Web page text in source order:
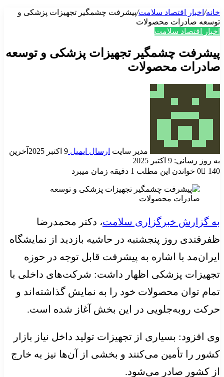
خانه/ اخبار اقتصاد سلامت/پیشرفت چشمگیر تجهیزات پزشکی و
توسعه صادرات محصولات
اخبار اقتصاد سلامت
پیشرفت چشمگیر تجهیزات پزشکی و توسعه
صادرات محصولات
مدیر سایت ارسال ایمیل 9 اکتبر 2025
آخرین
به روز رسانی: 9 اکتبر 2025
0
140 خواندن این مطلب 1 دقیقه زمان میبرد
به گزارش خبرگزاری سلامت، دکتر محمدرضا
ظفرقندی روز پنجشنبه در حاشیه بازدید از نمایشگاه
ایران‌مد با اشاره به پیشرفت قابل توجه در حوزه
تجهیزات پزشکی اظهار داشت: شرکت‌های داخلی با
تمام توان محصولات خود را به نمایش گذاشته‌اند و
حرکت روبه‌جلویی در این بخش آغاز شده است.
وی افزود: بسیاری از تجهیزات تولید داخل نیاز بازار
کشور را تأمین می‌کنند و بخشی از آن‌ها نیز به خارج
از کشور صادر می‌شود.